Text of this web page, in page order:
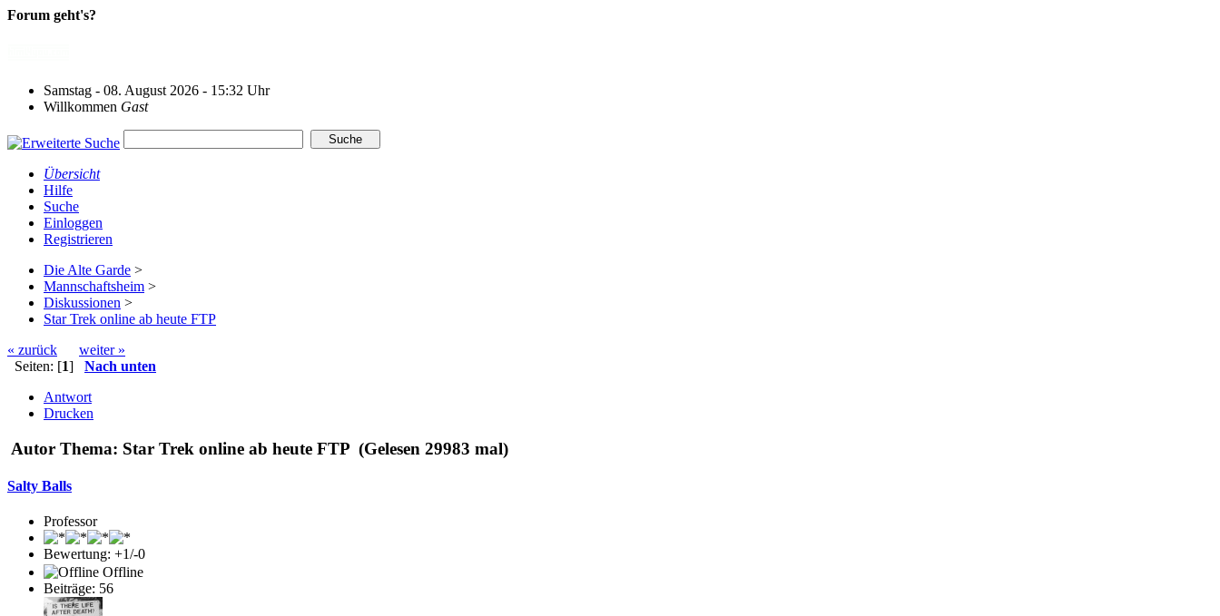
Forum geht's?
Samstag - 08. August 2026 - 15:32 Uhr
Willkommen Gast
Übersicht
Hilfe
Suche
Einloggen
Registrieren
Die Alte Garde >
Mannschaftsheim >
Diskussionen >
Star Trek online ab heute FTP
« zurück
weiter »
Seiten: [1] Nach unten
Antwort
Drucken
Autor Thema: Star Trek online ab heute FTP (Gelesen 29983 mal)
Salty Balls
Professor
Bewertung: +1/-0
Offline
Beiträge: 56